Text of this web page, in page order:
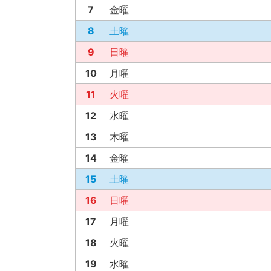
7
金曜
8
土曜
9
日曜
10
月曜
11
火曜
12
水曜
13
木曜
14
金曜
15
土曜
16
日曜
17
月曜
18
火曜
19
水曜